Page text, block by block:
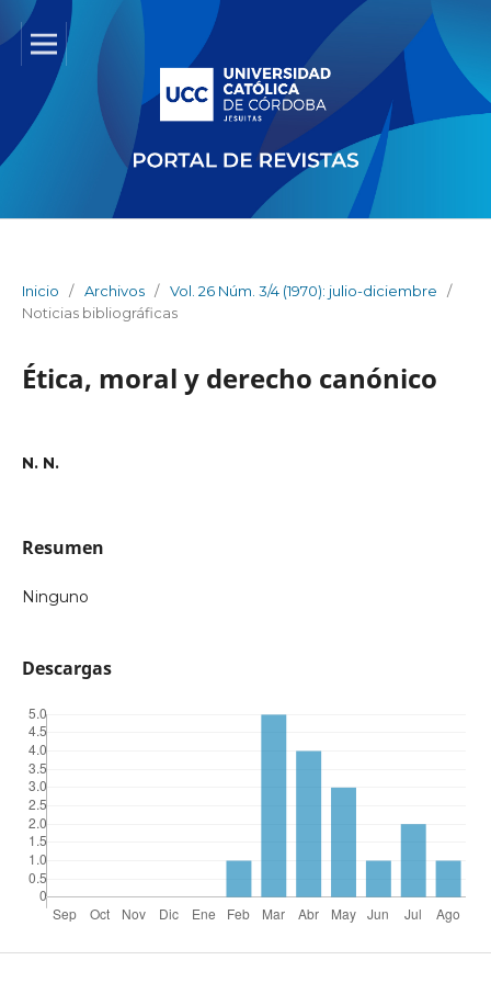
Inicio / Archivos / Vol. 26 Núm. 3/4 (1970): julio-diciembre
/
Noticias bibliográficas
Ética, moral y derecho canónico
N. N.
Resumen
Ninguno
Descargas